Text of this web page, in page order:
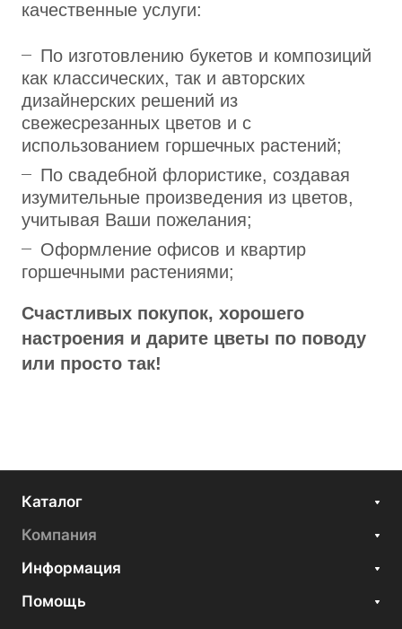
качественные услуги:
По изготовлению букетов и композиций
как классических, так и авторских
дизайнерских решений из
свежесрезанных цветов и с
использованием горшечных растений;
По свадебной флористике, создавая
изумительные произведения из цветов,
учитывая Ваши пожелания;
Оформление офисов и квартир
горшечными растениями;
Счастливых покупок, хорошего
настроения и дарите цветы по поводу
или просто так!
Каталог
Компания
Информация
Помощь